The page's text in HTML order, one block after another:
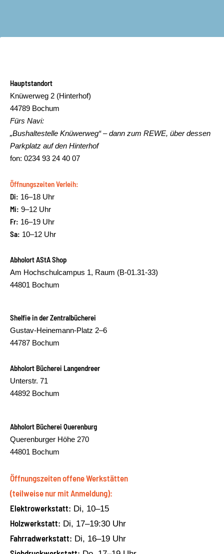
Hauptstandort
Knüwerweg 2 (Hinterhof)
44789 Bochum
Fürs Navi:
„Bushaltestelle Knüwerweg“ – dann zum REWE, über dessen
Parkplatz auf den Hinterhof
fon: 0234 93 24 40 07
Öffnungszeiten Verleih:
Di: 16–18 Uhr
Mi: 9–12 Uhr
Fr: 16–19 Uhr
Sa: 10–12 Uhr
Abholort AStA Shop
Am Hochschulcampus 1, Raum (B-01.31-33)
44801 Bochum
Shelfie in der Zentralbücherei
Gustav-Heinemann-Platz 2–6
44787 Bochum
Abholort Bücherei Langendreer
Unterstr. 71
44892 Bochum
Abholort Bücherei Querenburg
Querenburger Höhe 270
44801 Bochum
Öffnungszeiten offene Werkstätten
(teilweise nur mit Anmeldung):
Elektrowerkstatt: Di, 10–15
Holzwerkstatt: Di, 17–19:30 Uhr
Fahrradwerkstatt: Di, 16–19 Uhr